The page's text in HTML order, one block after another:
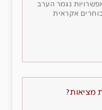
נגמר הערב
אקראית
מציאות?